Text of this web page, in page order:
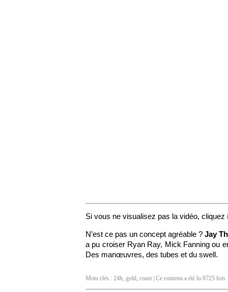
Si vous ne visualisez pas la vidéo, cliquez
N’est ce pas un concept agréable ? Jay
a pu croiser Ryan Ray, Mick Fanning ou
Des manœuvres, des tubes et du swell.
Mots clés : 24h, gold, coast | Ce contenu a été lu 8725 fois.